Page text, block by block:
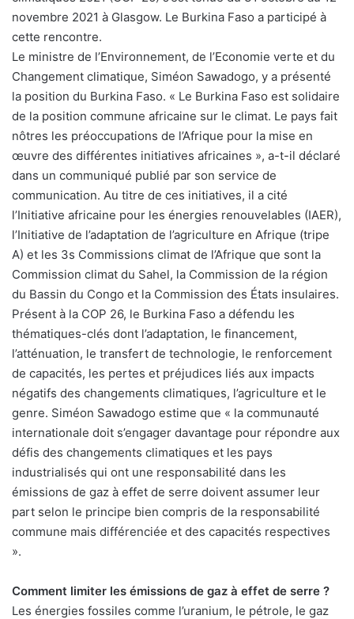
novembre 2021 à Glasgow. Le Burkina Faso a participé à
cette rencontre.
Le ministre de l’Environnement, de l’Economie verte et du
Changement climatique, Siméon Sawadogo, y a présenté
la position du Burkina Faso. « Le Burkina Faso est solidaire
de la position commune africaine sur le climat. Le pays fait
nôtres les préoccupations de l’Afrique pour la mise en
œuvre des différentes initiatives africaines », a-t-il déclaré
dans un communiqué publié par son service de
communication. Au titre de ces initiatives, il a cité
l’Initiative africaine pour les énergies renouvelables (IAER),
l’Initiative de l’adaptation de l’agriculture en Afrique (tripe
A) et les 3s Commissions climat de l’Afrique que sont la
Commission climat du Sahel, la Commission de la région
du Bassin du Congo et la Commission des États insulaires.
Présent à la COP 26, le Burkina Faso a défendu les
thématiques-clés dont l’adaptation, le financement,
l’atténuation, le transfert de technologie, le renforcement
de capacités, les pertes et préjudices liés aux impacts
négatifs des changements climatiques, l’agriculture et le
genre. Siméon Sawadogo estime que « la communauté
internationale doit s’engager davantage pour répondre aux
défis des changements climatiques et les pays
industrialisés qui ont une responsabilité dans les
émissions de gaz à effet de serre doivent assumer leur
part selon le principe bien compris de la responsabilité
commune mais différenciée et des capacités respectives
».
Comment limiter les émissions de gaz à effet de serre ?
Les énergies fossiles comme l’uranium, le pétrole, le gaz